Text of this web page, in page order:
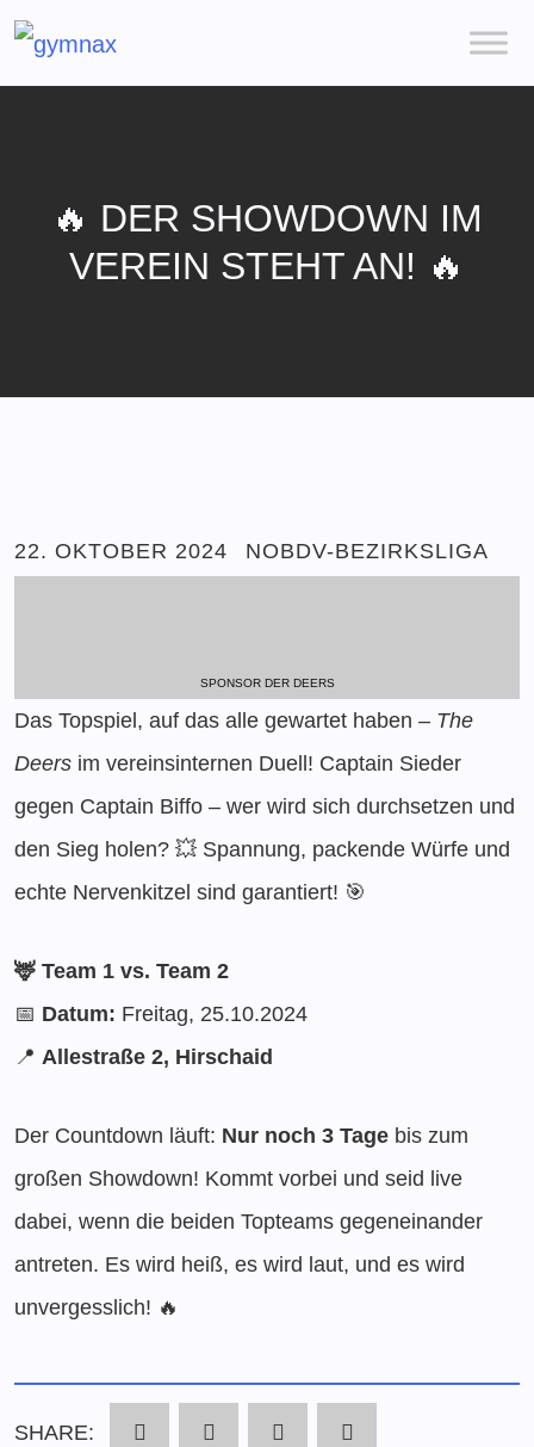
🔥 DER SHOWDOWN IM
VEREIN STEHT AN! 🔥
22. OKTOBER 2024 NOBDV-BEZIRKSLIGA
SPONSOR DER DEERS
Das Topspiel, auf das alle gewartet haben – The
Deers im vereinsinternen Duell! Captain Sieder
gegen Captain Biffo – wer wird sich durchsetzen und
den Sieg holen? 💥 Spannung, packende Würfe und
echte Nervenkitzel sind garantiert! 🎯
🦌 Team 1 vs. Team 2
📅 Datum: Freitag, 25.10.2024
📍 Allestraße 2, Hirschaid
Der Countdown läuft: Nur noch 3 Tage bis zum
großen Showdown! Kommt vorbei und seid live
dabei, wenn die beiden Topteams gegeneinander
antreten. Es wird heiß, es wird laut, und es wird
unvergesslich! 🔥
SHARE: